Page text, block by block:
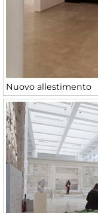
Nuovo allestimento